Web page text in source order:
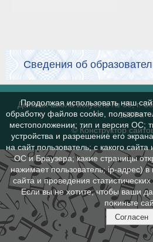
Сведения об
Детская школа искусств № 36, г.
1967 г.
© Конструктор
Продолжая использовать наш
обработку файлов cookie,
местоположении; тип и версия ОС;
устройства и разрешение его
на сайт пользователь; с какого
ОС и Браузера; какие страницы
нажимает пользователь; ip-адрес)
сайта и проведения
Если вы не хотите, чтобы ваши
покиньте
Согласен